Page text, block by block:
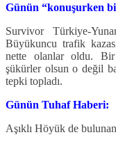
Günün “konuşurken
Survivor Türkiye-
Büyükuncu trafik
nette olanlar oldu. Bir
şükürler olsun o değil
tepki topladı.
Günün Tuhaf Haberi:
Aşıklı Höyük de